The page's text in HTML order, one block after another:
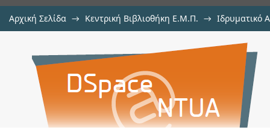
Αρχική Σελίδα → Κεντρική Βιβλιοθήκη Ε.Μ.Π. → Ιδρυματικό
Σχήματα διαμοιρασμού και